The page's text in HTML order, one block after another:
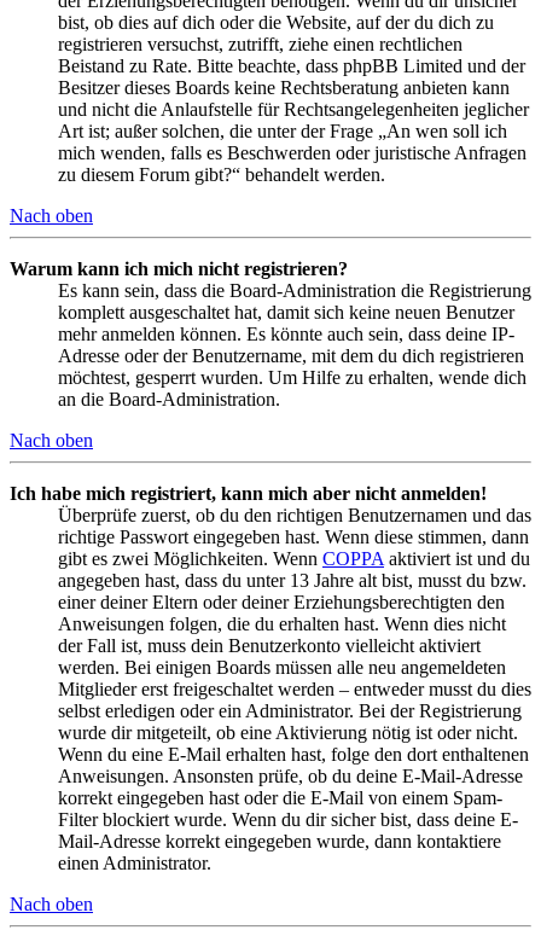
bist, ob dies auf dich oder die Website, auf der du dich zu
registrieren versuchst, zutrifft, ziehe einen rechtlichen
Beistand zu Rate. Bitte beachte, dass phpBB Limited und der
Besitzer dieses Boards keine Rechtsberatung anbieten kann
und nicht die Anlaufstelle für Rechtsangelegenheiten jeglicher
Art ist; außer solchen, die unter der Frage „An wen soll ich
mich wenden, falls es Beschwerden oder juristische Anfragen
zu diesem Forum gibt?“ behandelt werden.
Nach oben
Warum kann ich mich nicht registrieren?
Es kann sein, dass die Board-Administration die Registrierung
komplett ausgeschaltet hat, damit sich keine neuen Benutzer
mehr anmelden können. Es könnte auch sein, dass deine IP-
Adresse oder der Benutzername, mit dem du dich registrieren
möchtest, gesperrt wurden. Um Hilfe zu erhalten, wende dich
an die Board-Administration.
Nach oben
Ich habe mich registriert, kann mich aber nicht anmelden!
Überprüfe zuerst, ob du den richtigen Benutzernamen und das
richtige Passwort eingegeben hast. Wenn diese stimmen, dann
gibt es zwei Möglichkeiten. Wenn COPPA aktiviert ist und du
angegeben hast, dass du unter 13 Jahre alt bist, musst du bzw.
einer deiner Eltern oder deiner Erziehungsberechtigten den
Anweisungen folgen, die du erhalten hast. Wenn dies nicht
der Fall ist, muss dein Benutzerkonto vielleicht aktiviert
werden. Bei einigen Boards müssen alle neu angemeldeten
Mitglieder erst freigeschaltet werden – entweder musst du dies
selbst erledigen oder ein Administrator. Bei der Registrierung
wurde dir mitgeteilt, ob eine Aktivierung nötig ist oder nicht.
Wenn du eine E-Mail erhalten hast, folge den dort enthaltenen
Anweisungen. Ansonsten prüfe, ob du deine E-Mail-Adresse
korrekt eingegeben hast oder die E-Mail von einem Spam-
Filter blockiert wurde. Wenn du dir sicher bist, dass deine E-
Mail-Adresse korrekt eingegeben wurde, dann kontaktiere
einen Administrator.
Nach oben